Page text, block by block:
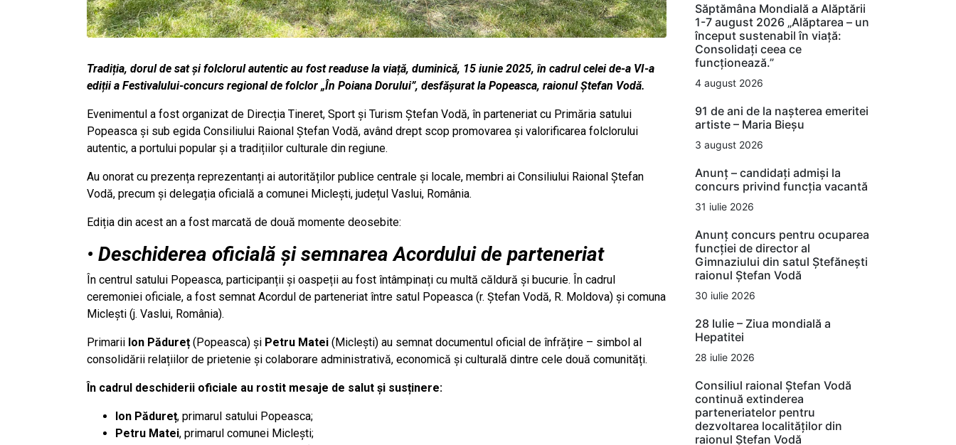
Tradiția, dorul de sat și folclorul autentic au fost readuse la viață, duminică, 15 iunie 2025, în cadrul celei de-a VI-a
ediții a Festivalului-concurs regional de folclor „În Poiana Dorului”, desfășurat la Popeasca, raionul Ștefan Vodă.
Evenimentul a fost organizat de Direcția Tineret, Sport și Turism Ștefan Vodă, în parteneriat cu Primăria satului
Popeasca și sub egida Consiliului Raional Ștefan Vodă, având drept scop promovarea și valorificarea folclorului
autentic, a portului popular și a tradițiilor culturale din regiune.
Au onorat cu prezența reprezentanți ai autorităților publice centrale și locale, membri ai Consiliului Raional Ștefan
Vodă, precum și delegația oficială a comunei Miclești, județul Vaslui, România.
Ediția din acest an a fost marcată de două momente deosebite:
• Deschiderea oficială și semnarea Acordului de parteneriat
În centrul satului Popeasca, participanții și oaspeții au fost întâmpinați cu multă căldură și bucurie. În cadrul
ceremoniei oficiale, a fost semnat Acordul de parteneriat între satul Popeasca (r. Ștefan Vodă, R. Moldova) și comuna
Miclești (j. Vaslui, România).
Primarii Ion Pădureț(Popeasca) și Petru Matei (Miclești) au semnat documentul oficial de înfrățire – simbol al
consolidării relațiilor de prietenie și colaborare administrativă, economică și culturală dintre cele două comunități.
În cadrul deschiderii oficiale au rostit mesaje de salut și susținere:
Ion Pădureț, primarul satului Popeasca;
Petru Matei, primarul comunei Miclești;
Săptămâna Mondială a Alăptării
1-7 august 2026 „Alăptarea – un
început sustenabil în viață:
Consolidați ceea ce
funcționează.”
4 august 2026
91 de ani de la nașterea emeritei
artiste – Maria Bieșu
3 august 2026
Anunț – candidați admiși la
concurs privind funcția vacantă
31 iulie 2026
Anunț concurs pentru ocuparea
funcției de director al
Gimnaziului din satul Ștefănești
raionul Ștefan Vodă
30 iulie 2026
28 Iulie – Ziua mondială a
Hepatitei
28 iulie 2026
Consiliul raional Ștefan Vodă
continuă extinderea
parteneriatelor pentru
dezvoltarea localităților din
raionul Ștefan Vodă